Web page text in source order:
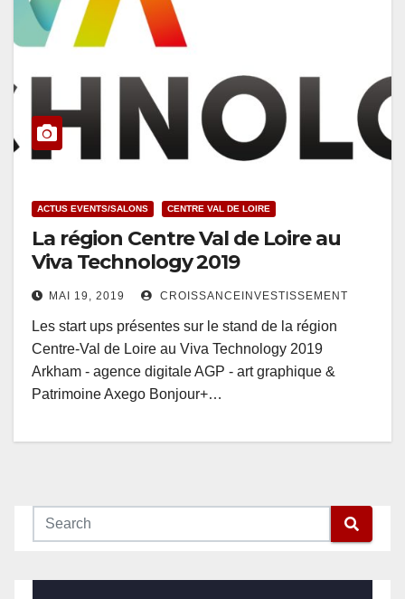
ACTUS EVENTS/SALONS CENTRE VAL DE LOIRE
La région Centre Val de Loire au
Viva Technology 2019
MAI 19, 2019 CROISSANCEINVESTISSEMENT
Les start ups présentes sur le stand de la région
Centre-Val de Loire au Viva Technology 2019
Arkham - agence digitale AGP - art graphique &
Patrimoine Axego Bonjour+…